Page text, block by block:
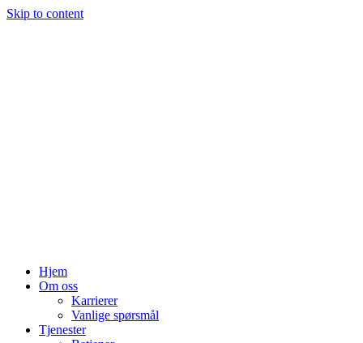
Skip to content
Hjem
Om oss
Karrierer
Vanlige spørsmål
Tjenester